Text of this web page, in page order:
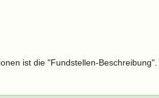
ist die "Fundstellen-